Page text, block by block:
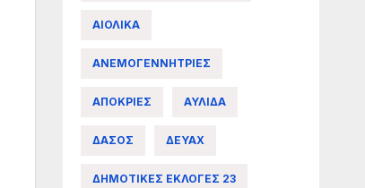
ΑΙΟΛΙΚΑ
ΑΝΕΜΟΓΕΝΝΗΤΡΙΕΣ
ΑΠΟΚΡΙΕΣ ΑΥΛΙΔΑ
ΔΑΣΟΣ ΔΕΥΑΧ
ΔΗΜΟΤΙΚΕΣ ΕΚΛΟΓΕΣ 23